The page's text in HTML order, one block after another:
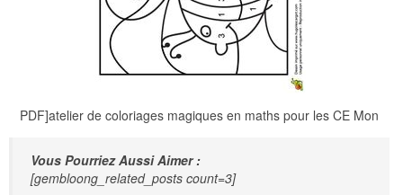
PDF]atelier de coloriages magiques en maths pour les CE Mon
Vous Pourriez Aussi Aimer :
[gembloong_related_posts count=3]